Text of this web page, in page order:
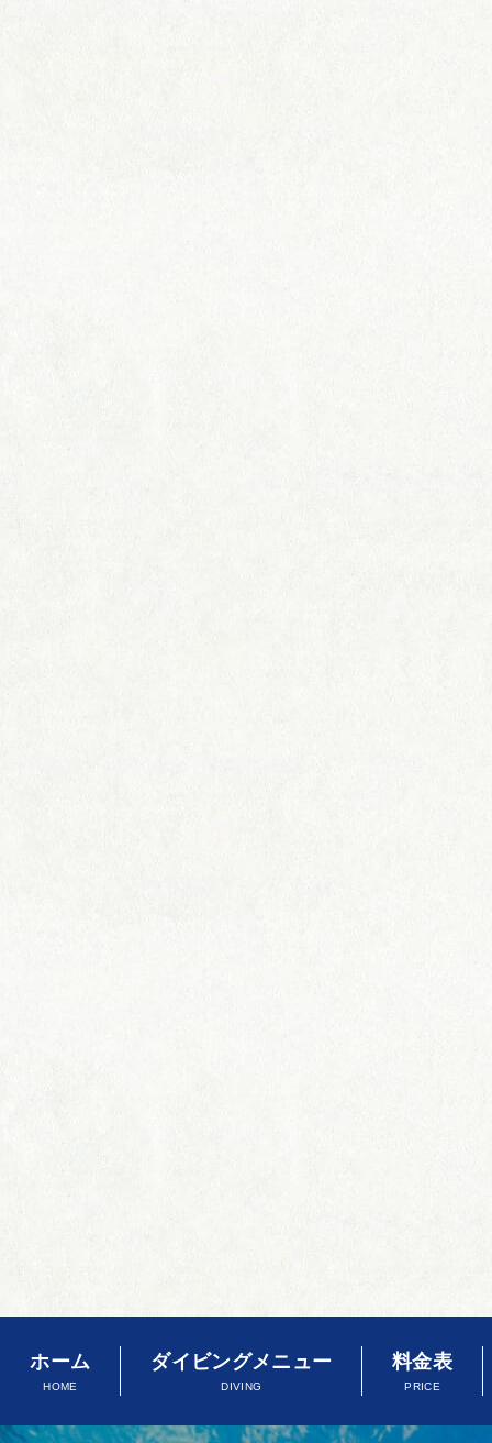
ホーム
HOME
ダイビングメニュー
DIVING
料金表
PRICE